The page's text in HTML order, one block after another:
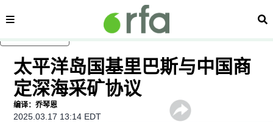
内容分类 搜
太平洋岛国基里巴斯与中国商
定深海采矿协议
编译：乔琴恩
2025.03.17 13:14 EDT